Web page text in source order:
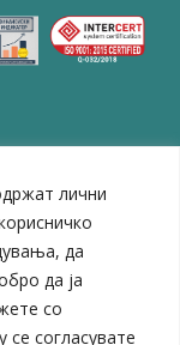
лични
да
да ја
со
согласувате
самоуправа